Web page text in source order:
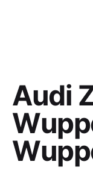
Audi